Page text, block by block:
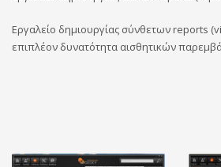
Εργαλείο δημιουργίας σύνθετων reports
επιπλέον δυνατότητα αισθητικών